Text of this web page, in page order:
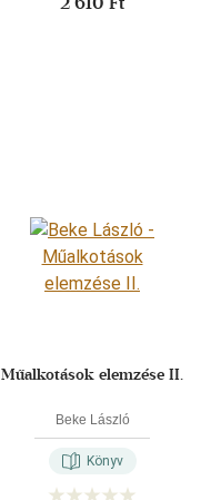
Műalkotások elemzése II.
Beke László
Könyv